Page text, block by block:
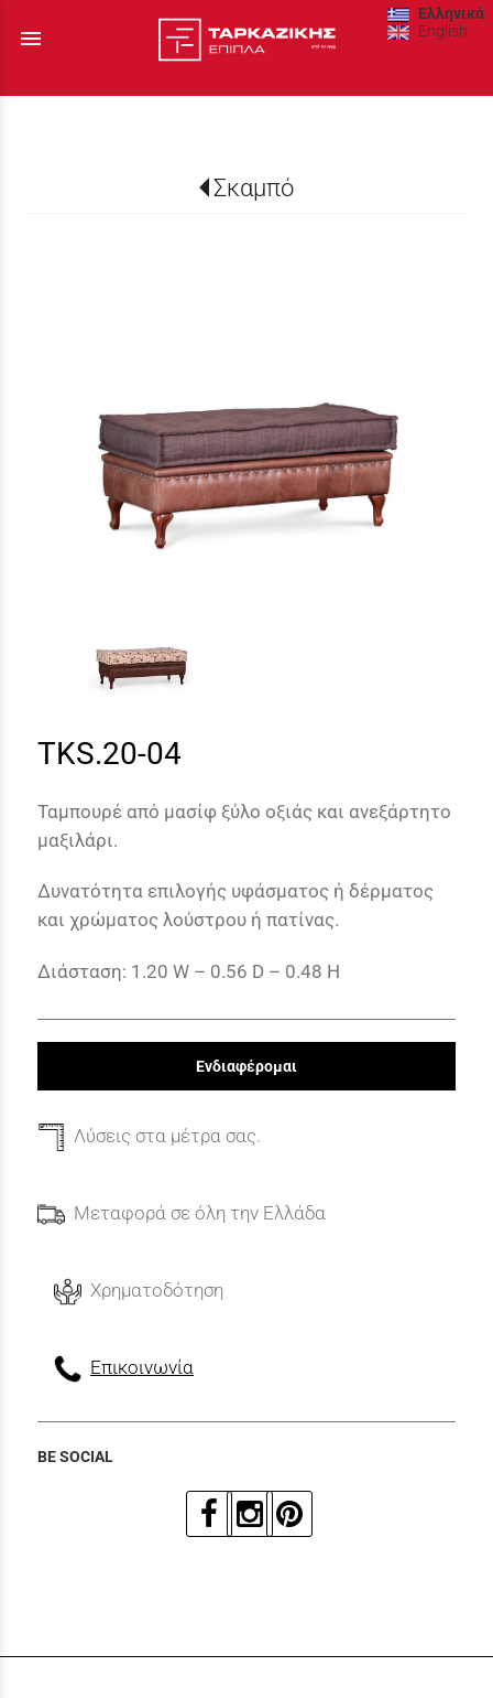
menu
Ελληνικά
English
Σκαμπό
TKS.20-04
Ταμπουρέ από μασίφ ξύλο οξιάς και ανεξάρτητο
μαξιλάρι.
Δυνατότητα επιλογής υφάσματος ή δέρματος
και χρώματος λούστρου ή πατίνας.
Διάσταση: 1.20 W – 0.56 D – 0.48 H
Ενδιαφέρομαι
Λύσεις στα μέτρα σας.
Μεταφορά σε όλη την Ελλάδα
Χρηματοδότηση
Επικοινωνία
BE SOCIAL